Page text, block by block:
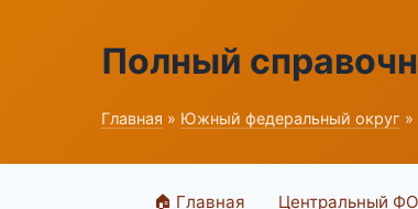
Полный
Главная » Южный федеральный округ »
🏠 Главная Центральный ФО